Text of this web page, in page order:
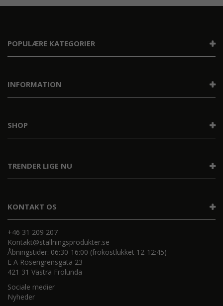
KONTAKT OS
+46 31 209 207
Kontakt@stallningsprodukter.se
Åbningstider: 06:30-16:00 (frokostlukket 12-12:45)
E A Rosengrensgata 23
421 31 Västra Frölunda
Sociale medier
Nyheder
POPULÆRE KATEGORIER
INFORMATION
TRENDER LIGE NU
SHOP